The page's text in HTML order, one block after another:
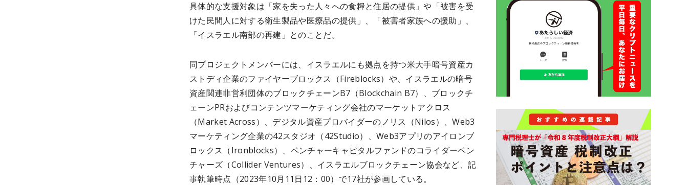
具体的な支援対象は「家を失った人々への食糧と住居の提供」や「被害を受
けた民間人に対する衛生製品や医療品の提供」、「被害者家族への援助」、
「イスラエル南部の再建」とのことだ。
同プロジェクトメンバーには、イスラエルにも拠点を持つ米大手暗号資産カ
ストディ企業のファイヤーブロックス（Fireblocks）や、イスラエルの暗号
資産関連非営利団体のブロックチェーンB7（Blockchain B7）、ブロックチ
ェーンPRおよびコンテンツマーケティング会社のマーケットアクロス
（Market Across）、デジタル資産プロバイダーのノリス（Nilos）、Web3
マーケティング企業の42スタジオ（42Studio）、Web3アプリのアイロンブ
ロックス（Ironblocks）、ベンチャーキャピタルファンドのコライダーベン
チャーズ（Collider Ventures）、イスラエルブロックチェーン協会など、記
事執筆時点（2023年10月11日12：00）で17社が参画している。